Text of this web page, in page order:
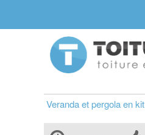
Veranda et pergola en kit